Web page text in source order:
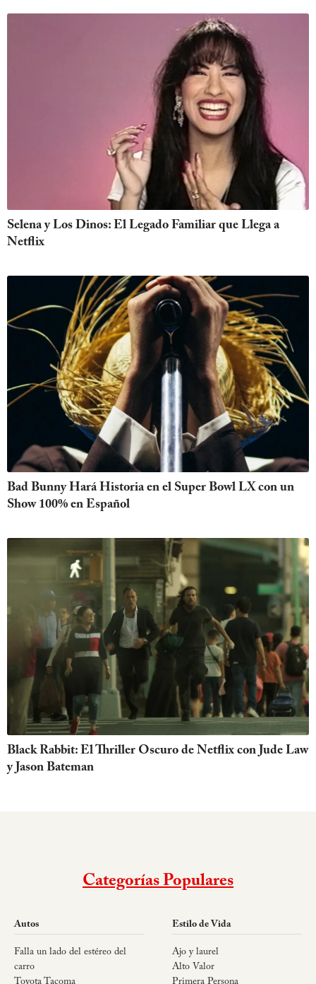
Selena y Los Dinos: El Legado Familiar que Llega a
Netflix
Bad Bunny Hará Historia en el Super Bowl LX con un
Show 100% en Español
Black Rabbit: El Thriller Oscuro de Netflix con Jude Law
y Jason Bateman
Categorías Populares
Autos
Falla un lado del estéreo del
carro
Toyota Tacoma
Estilo de Vida
Ajo y laurel
Alto Valor
Primera Persona